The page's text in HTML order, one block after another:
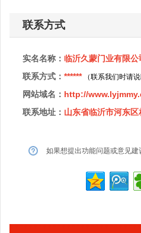
联系方式
实名名称： 临沂久蒙门业有限公
联系方式： ******（联系我们时请说
网站域名： http://
联系地址： 山东省临沂市河东
如果想提出功能问题或意见建